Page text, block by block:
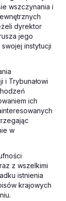
wszczynania i
dyrektor
jego
instytucji
i Trybunałowi
ich
w
z wszelkimi
istnienia
krajowych